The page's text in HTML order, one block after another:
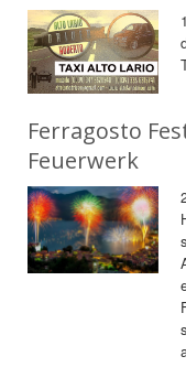
Ferragosto
Feuerwerk